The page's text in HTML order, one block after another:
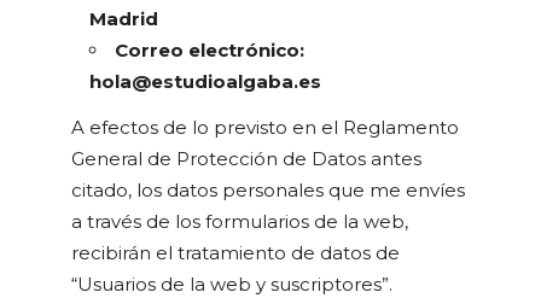
Madrid
Correo electrónico:
hola@estudioalgaba.es
A efectos de lo previsto en el Reglamento
General de Protección de Datos antes
citado, los datos personales que me envíes
a través de los formularios de la web,
recibirán el tratamiento de datos de
“Usuarios de la web y suscriptores”.